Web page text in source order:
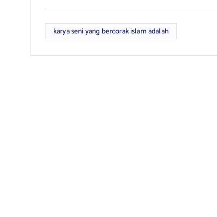
karya seni yang bercorak islam adalah